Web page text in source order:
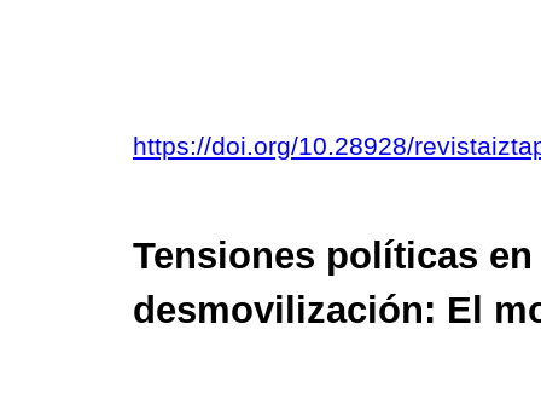
https://doi.org/10.28928/
Tensiones políticas
desmovilización: El